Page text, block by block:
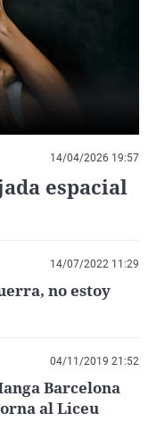
La rosa de los vientos
Gente viajera
Como el perro y el
Caso
Retornados
Equipo de
Operación Viuda
Extremadura
Galicia
La Rioja
Navarra
País Vasco
Virales
Televisión
Elecciones
14/04/2026 19:57
espacial
14/07/2022 11:29
no estoy
04/11/2019 21:52
Barcelona
al Liceu